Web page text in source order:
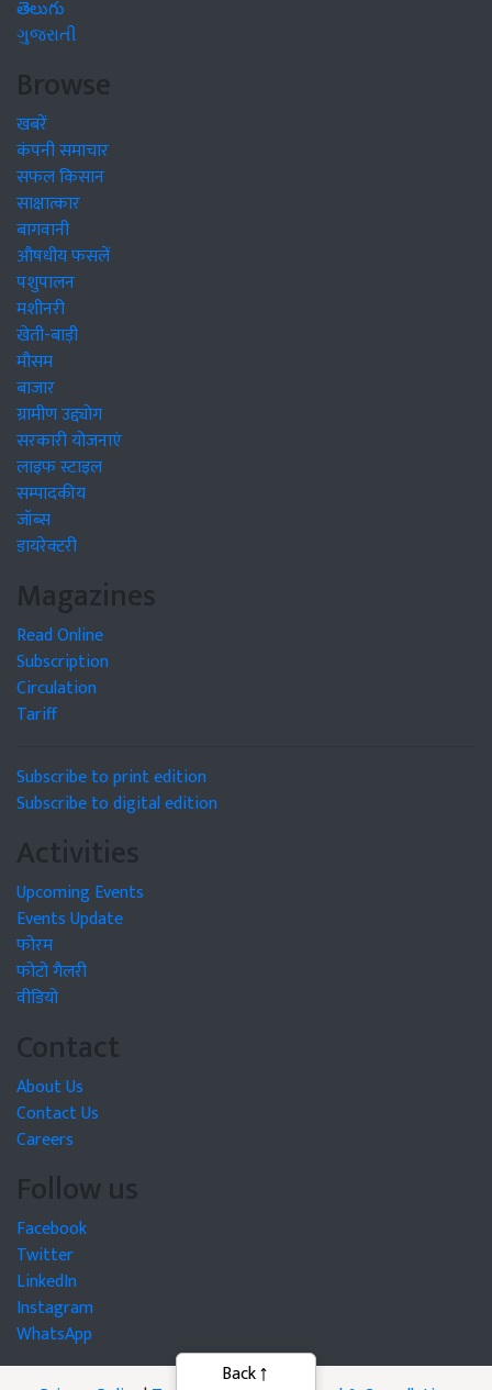
తెలుగు
ગુજરાતી
Browse
खबरें
कंपनी समाचार
सफल किसान
साक्षात्कार
बागवानी
औषधीय फसलें
पशुपालन
मशीनरी
खेती-बाड़ी
मौसम
बाजार
ग्रामीण उद्द्योग
सरकारी योजनाएं
लाइफ स्टाइल
सम्पादकीय
जॉब्स
डायरेक्टरी
Magazines
Read Online
Subscription
Circulation
Tariff
Subscribe to print edition
Subscribe to digital edition
Activities
Upcoming Events
Events Update
फोरम
फोटो गैलरी
वीडियो
Contact
About Us
Contact Us
Careers
Follow us
Facebook
Twitter
LinkedIn
Instagram
WhatsApp